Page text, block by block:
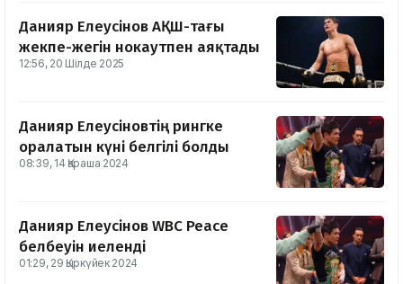
Данияр Елеусінов АҚШ-тағы
жекпе-жегін нокаутпен аяқтады
12:56, 20 Шілде 2025
Данияр Елеусіновтің рингке
оралатын күні белгілі болды
08:39, 14 Қараша 2024
Данияр Елеусінов WBC Peace
белбеуін иеленді
01:29, 29 Қыркүйек 2024